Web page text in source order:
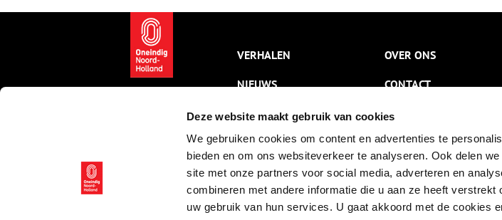
Deze website maakt gebruik van cookies
We gebruiken cookies om content en advertenties te
bieden en om ons websiteverkeer te analyseren. Ook delen
site met onze partners voor social media, adverteren en
combineren met andere informatie die u aan ze heeft
uw gebruik van hun services. U gaat akkoord met de cookies
gaat u mee?
VERHALEN
NIEUWS
KALENDER
THEMA’S
ACTIVITEITEN
VIDEO’S
OVER ONS
CONTACT
NIEUWSBRIEF
DISCLAIMER
PRIVACY
TOEGANKELIJKHEID